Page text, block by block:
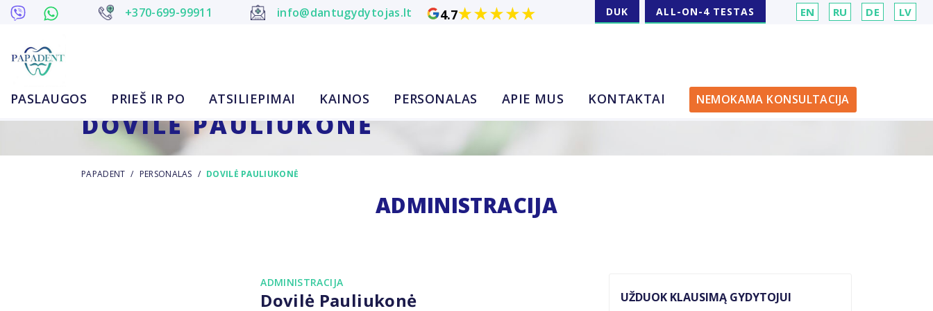
+370-699-99911 info@dantugydytojas.lt 4.7 DUK ALL-ON-4 TESTAS EN RU DE LV
PASLAUGOS PRIEŠ IR PO ATSILIEPIMAI KAINOS PERSONALAS APIE MUS KONTAKTAI NEMOKAMA KONSULTACIJA
DOVILĖ PAULIUKONĖ
PAPADENT / PERSONALAS / DOVILĖ PAULIUKONĖ
ADMINISTRACIJA
ADMINISTRACIJA
Dovilė Pauliukonė UŽDUOK KLAUSIMĄ GYDYTOJUI